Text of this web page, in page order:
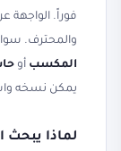
فوراً. الواجهة
والمحترف.
المكسب أو
يمكن نسخه
لماذا